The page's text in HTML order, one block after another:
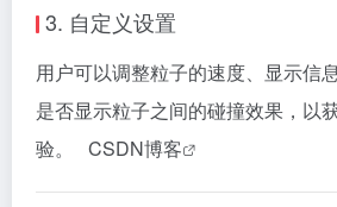
3. 自定义设置
用户可以调整粒子的速度、显示信
是否显示粒子之间的碰撞效果，以
验。
CSDN博客